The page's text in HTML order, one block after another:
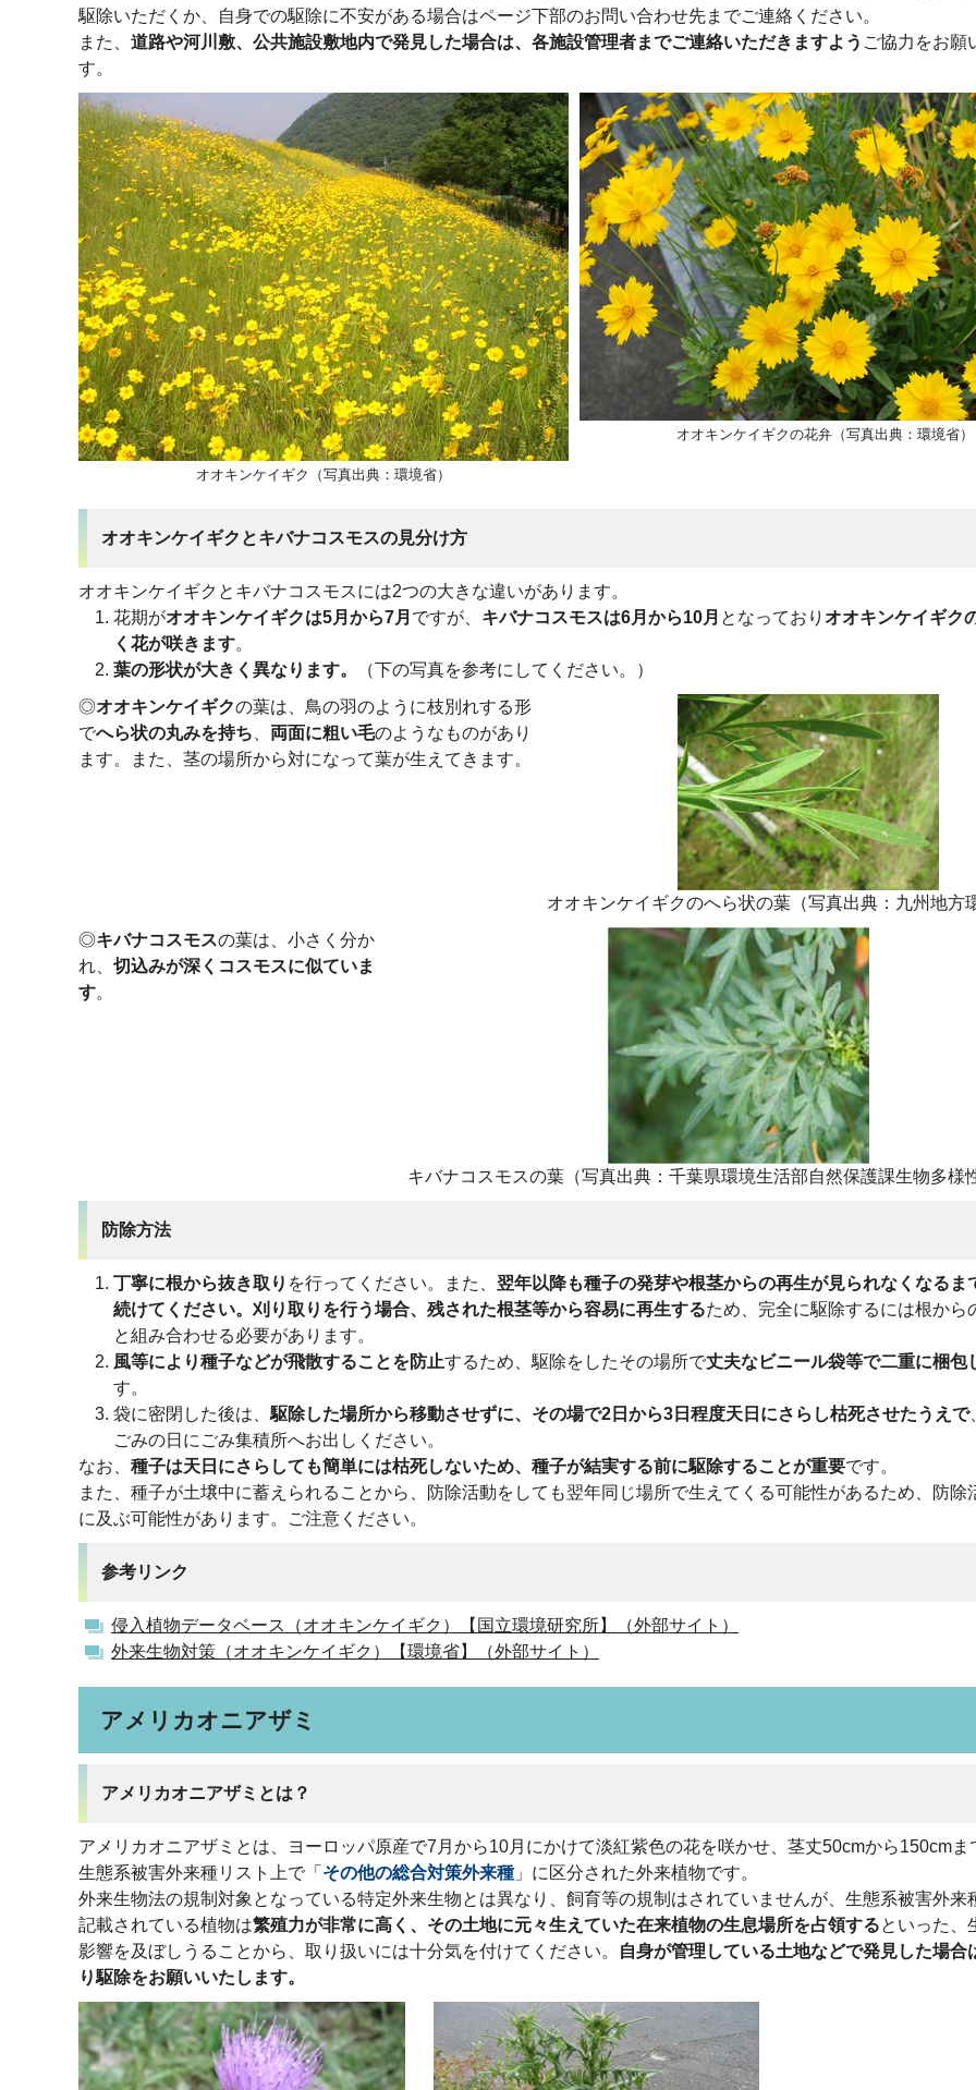
駆除いただくか、自身での駆除に不安がある場合はページ下部のお問い合わせ先までご連絡ください。
また、 道路や河川敷、公共施設敷地内で発見した場合は、各施設管理者までご連絡いただきますよう ご協力をお願
す。
オオキンケイギク（写真出典：環境省）
オオキンケイギクの花弁（写真出典：環境省）
オオキンケイギクとキバナコスモスの見分け方
オオキンケイギクとキバナコスモスには2つの大きな違いがあります。
花期がオオキンケイギクは5月から7月 ですが、 キバナコスモスは6月から10月 となっており オオキンケイギク
く花が咲きます。
葉の形状が大きく異なります。
（下の写真を参考にしてください。）
オオキンケイギクのへら状の葉（写真出典：九州地方
◎オオキンケイギクの葉は、鳥の羽のように枝別れする形
でへら状の丸みを持ち 両面に粗い毛のようなものがあり
ます。また、茎の場所から対になって葉が生えてきます。
キバナコスモスの葉（写真出典：千葉県環境生活部自然保護課生物多様
◎キバナコスモスの葉は、小さく分か
れ、 切込みが深くコスモスに似ていま
す。
防除方法
丁寧に根から抜き取り を行ってください。また、 翌年以降も種子の発芽や根茎からの再生が見られなくなるま
続けてください。刈り取りを行う場合、残された根茎等から容易に再生するため、完全に駆除するには根から
と組み合わせる必要があります。
風等により種子などが飛散することを防止するため、駆除をしたその場所で丈夫なビニール袋等で二重に梱包
す。
袋に密閉した後は、 駆除した場所から移動させずに、その場で2日から3日程度天日にさらし枯死させたうえで
ごみの日にごみ集積所へお出しください。
なお、 種子は天日にさらしても簡単には枯死しないため、種子が結実する前に駆除することが重要です。
また、種子が土壌中に蓄えられることから、防除活動をしても翌年同じ場所で生えてくる可能性があるため、防除
に及ぶ可能性があります。ご注意ください。
参考リンク
侵入植物データベース（オオキンケイギク）【国立環境研究所】（外部サイト）
外来生物対策（オオキンケイギク）【環境省】（外部サイト）
アメリカオニアザミ
アメリカオニアザミとは？
アメリカオニアザミとは、ヨーロッパ原産で7月から10月にかけて淡紅紫色の花を咲かせ、茎丈50cmから150cmま
生態系被害外来種リスト上で「 その他の総合対策外来種 」に区分された外来植物です。
外来生物法の規制対象となっている特定外来生物とは異なり、飼育等の規制はされていませんが、生態系被害外来
記載されている植物は繁殖力が非常に高く、その土地に元々生えていた在来植物の生息場所を占領するといった、
影響を及ぼしうることから、取り扱いには十分気を付けてください。
自身が管理している土地などで発見した場合
り駆除をお願いいたします。